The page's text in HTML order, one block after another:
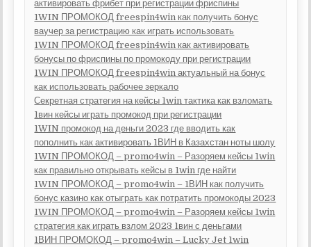
активировать фрибет при регистрации фриспины
1WIN ПРОМОКОД freespin4win как получить бонус
ваучер за регистрацию как играть использовать
1WIN ПРОМОКОД freespin4win как активировать
бонусы по фриспины по промокоду при регистрации
1WIN ПРОМОКОД freespin4win актуальный на бонус
как использовать рабочее зеркало
Секретная стратегия на кейсы 1win тактика как взломать
1вин кейсы играть промокод при регистрации
1WIN промокод на деньги 2023 где вводить как
пополнить как активировать 1ВИН в Казахстан ноты шолу
1WIN ПРОМОКОД – promo4win – Разоряем кейсы 1win
как правильно открывать кейсы в 1win где найти
1WIN ПРОМОКОД – promo4win – 1ВИН как получить
бонус казино как отыграть как потратить промокоды 2023
1WIN ПРОМОКОД – promo4win – Разоряем кейсы 1win
стратегия как играть взлом 2023 1вин с деньгами
1ВИН ПРОМОКОД – promo4win – Lucky Jet 1win